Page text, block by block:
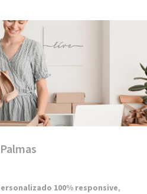
100% responsive,